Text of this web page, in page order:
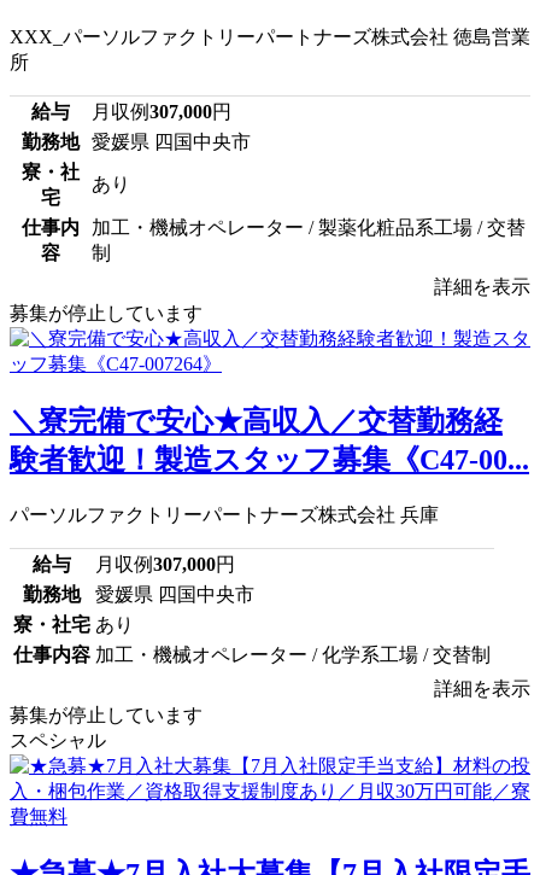
XXX_パーソルファクトリーパートナーズ株式会社 徳島営業
所
給与 月収例307,000円
勤務地
愛媛県 四国中央市
寮・社
宅
あり
仕事内
容
加工・機械オペレーター / 製薬化粧品系工場 / 交替
制
詳細を表示
募集が停止しています
＼寮完備で安心★高収入／交替勤務経
験者歓迎！製造スタッフ募集《C47-00...
パーソルファクトリーパートナーズ株式会社 兵庫
給与 月収例307,000円
勤務地
愛媛県 四国中央市
寮・社宅 あり
仕事内容 加工・機械オペレーター / 化学系工場 / 交替制
詳細を表示
募集が停止しています
スペシャル